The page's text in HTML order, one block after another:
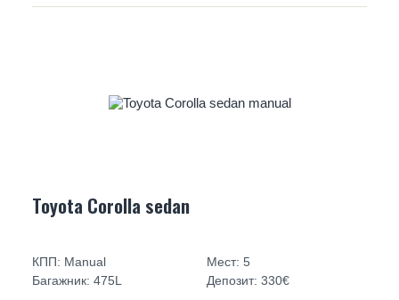
Toyota Corolla sedan
КПП: Manual
Мест: 5
Багажник: 475L
Депозит: 330€